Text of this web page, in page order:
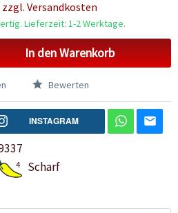
zzgl. Versandkosten
Lieferzeit: 1-2 Werktage.
In denWarenkorb
Bewerten
INSTAGRAM
4 Scharf